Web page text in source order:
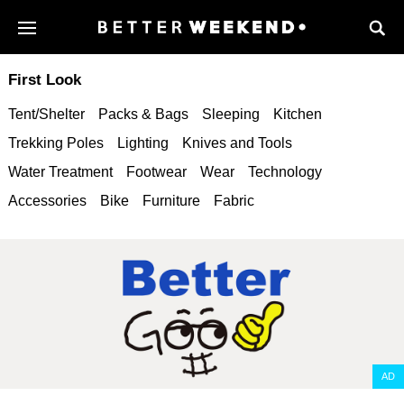
First Look
Tent/Shelter Packs & Bags Sleeping
Kitchen
Trekking Poles
Lighting
Knives and Tools
Water Treatment
Footwear Wear
Technology
Accessories
Bike Furniture Fabric
AD